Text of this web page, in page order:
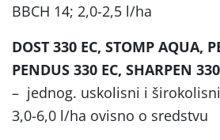
BBCH 14; 2,0-2,5 l/ha
DOST 330 EC, STOMP AQUA,
PENDUS 330 EC, SHARPEN
– jednog. uskolisni i
3,0-6,0 l/ha ovisno o sredstvu